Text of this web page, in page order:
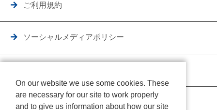
ご利用規約
ソーシャルメディアポリシー
クッキーポリシー
On our website we use some cookies. These
are necessary for our site to work properly
and to give us information about how our site